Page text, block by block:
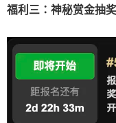
福利三：神秘赏金抽